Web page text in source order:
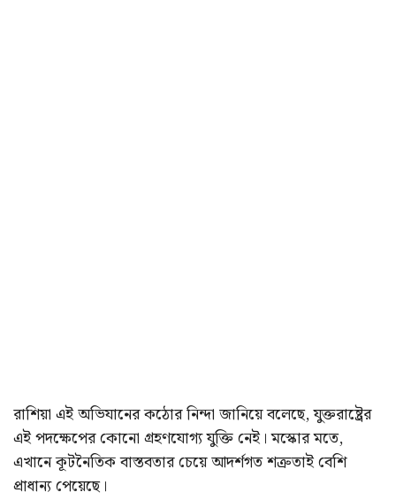
রাশিয়া এই অভিযানের কঠোর নিন্দা জানিয়ে বলেছে, যুক্তরাষ্ট্রের
এই পদক্ষেপের কোনো গ্রহণযোগ্য যুক্তি নেই। মস্কোর মতে,
এখানে কূটনৈতিক বাস্তবতার চেয়ে আদর্শগত শত্রুতাই বেশি
প্রাধান্য পেয়েছে।